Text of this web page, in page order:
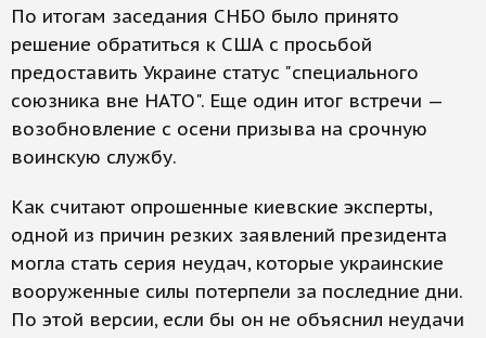
По итогам заседания СНБО было принято
решение обратиться к США с просьбой
предоставить Украине статус "специального
союзника вне НАТО". Еще один итог встречи —
возобновление с осени призыва на срочную
воинскую службу.
Как считают опрошенные киевские эксперты,
одной из причин резких заявлений президента
могла стать серия неудач, которые украинские
вооруженные силы потерпели за последние дни.
По этой версии, если бы он не объяснил неудачи